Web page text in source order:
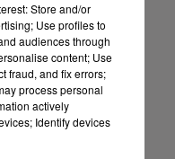
Store and/or
Use profiles to
audiences through
content; Use
fraud, and fix errors;
process personal
actively
Identify devices